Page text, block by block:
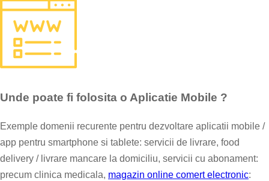
Unde poate fi folosita o Aplicatie Mobile ?
Exemple domenii recurente pentru dezvoltare aplicatii mobile /
app pentru smartphone si tablete: servicii de livrare, food
delivery / livrare mancare la domiciliu, servicii cu abonament:
precum clinica medicala, magazin online comert electronic: